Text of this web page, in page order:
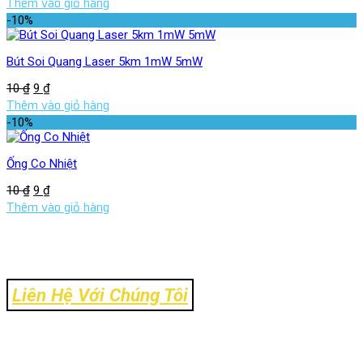
-10%
Bút Soi Quang Laser 5km 1mW 5mW
10₫ 9 ₫
Thêm vào giỏ hàng
-10%
Ống Co Nhiệt
10₫ 9 ₫
Thêm vào giỏ hàng
Liên Hệ Với Chúng Tôi